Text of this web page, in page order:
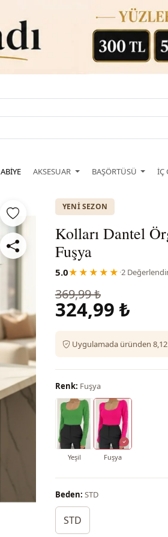
ABİYE AKSESUAR BAŞÖRTÜSÜ İÇ
YENI SEZON
Kolları Dantel
Fuşya
5.0★★★★★ ·2
369,99 ₺
324,99 ₺
Uygulamada üründen
Renk: Fuşya
Yeşil Fuşya
Beden: STD
STD